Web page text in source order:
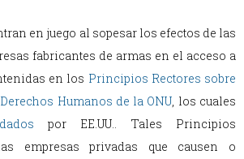
en juego al sopesar los efectos de las
fabricantes de armas en el acceso a
en los Principios Rectores sobre
Humanos de la ONU, los cuales
por EE.UU.. Tales Principios
empresas privadas que causen o